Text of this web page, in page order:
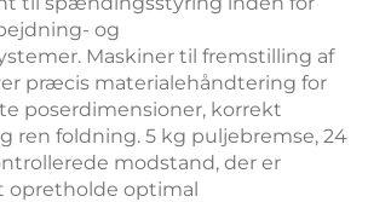
og
Maskiner til fremstilling af
præcis materialehåndtering for
poserdimensioner, korrekt
ren foldning. 5 kg puljebremse, 24
modstand, der er
opretholde optimal